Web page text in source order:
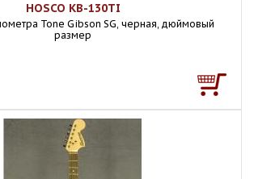
HOSCO KB-130TI
Tone Gibson SG, черная, дюймовый
размер